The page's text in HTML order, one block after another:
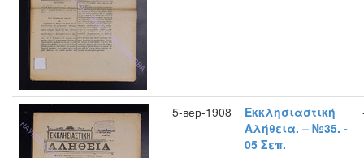
5-вер-1908
Εκκλησιαστική
Αλήθεια. – №35. -
05 Σεπ.